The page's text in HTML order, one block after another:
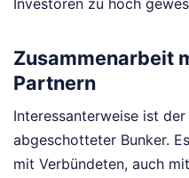
Investoren zu hoch
Zusammenarbeit
Partnern
Interessanterweise ist
abgeschotteter Bunker.
mit Verbündeten, auch